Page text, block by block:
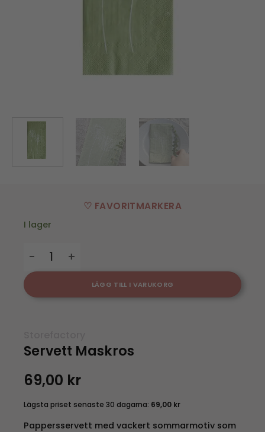
♡ FAVORITMARKERA
I lager
LÄGG TILL I VARUKORG
Servett Maskros
69,00 kr
Lägsta priset senaste 30 dagarna: 69,00 kr
Pappersservett med vackert sommarmotiv som